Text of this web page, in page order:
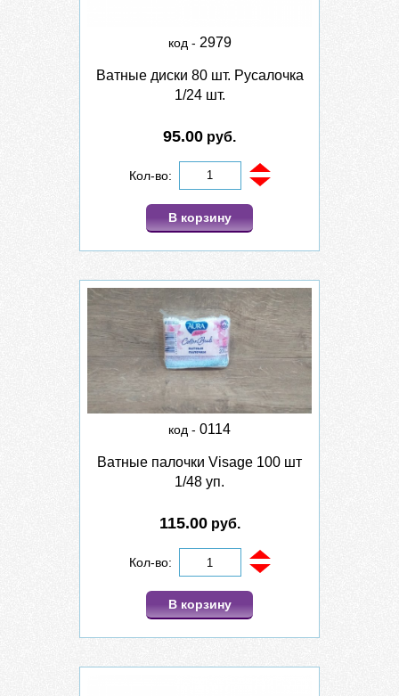
код - 2979
Ватные диски 80 шт. Русалочка
1/24 шт.
95.00 руб.
Кол-во:
В корзину
код - 0114
Ватные палочки Visage 100 шт
1/48 уп.
115.00руб.
Кол-во:
В корзину